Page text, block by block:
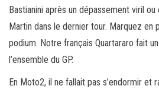
Bastianini après un dépassement viril
Martin dans le dernier tour. Marquez
podium. Notre français Quartararo fait
l’ensemble du GP.
En Moto2, il ne fallait pas s’endormir et